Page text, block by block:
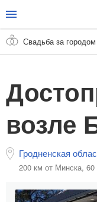
Свадьба за городом
возле
Гродненская
200 км от Минска, 60